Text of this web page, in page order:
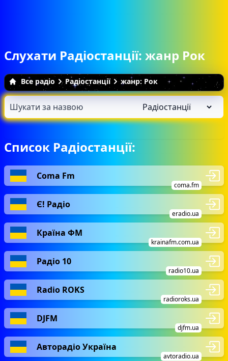
Слухати Радіостанції: жанр Рок
Все радіо Радіостанції жанр: Рок
Список Радіостанції:
Coma Fm
coma.fm
Є! Радіо
eradio.ua
Країна ФМ
krainafm.com.ua
Радіо 10
radio10.ua
Radio ROKS
radioroks.ua
DJFM
djfm.ua
Авторадіо Україна
avtoradio.ua